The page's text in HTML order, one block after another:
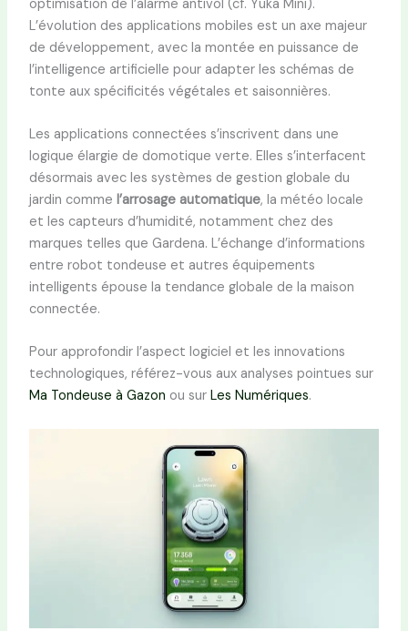
optimisation de l’alarme antivol (cf. Yuka Mini).
L’évolution des applications mobiles est un axe majeur
de développement, avec la montée en puissance de
l’intelligence artificielle pour adapter les schémas de
tonte aux spécificités végétales et saisonnières.
Les applications connectées s’inscrivent dans une
logique élargie de domotique verte. Elles s’interfacent
désormais avec les systèmes de gestion globale du
jardin comme l’arrosage automatique, la météo locale
et les capteurs d’humidité, notamment chez des
marques telles que Gardena. L’échange d’informations
entre robot tondeuse et autres équipements
intelligents épouse la tendance globale de la maison
connectée.
Pour approfondir l’aspect logiciel et les innovations
technologiques, référez-vous aux analyses pointues sur
Ma Tondeuse à Gazon ou sur Les Numériques.